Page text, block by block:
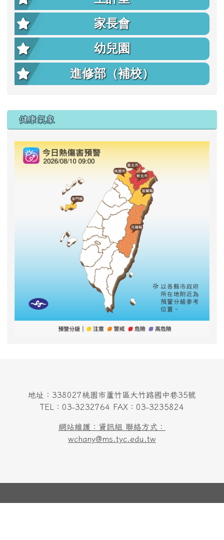
家長會
幼兒園
進修部（補校）
右邊區域內容
健康氣象
地址：338027桃園市蘆竹區大竹路國中巷35號
TEL：03-3232764 FAX：03-3235824
網站維護：資訊組 聯絡方式：
wchany@ms.tyc.edu.tw